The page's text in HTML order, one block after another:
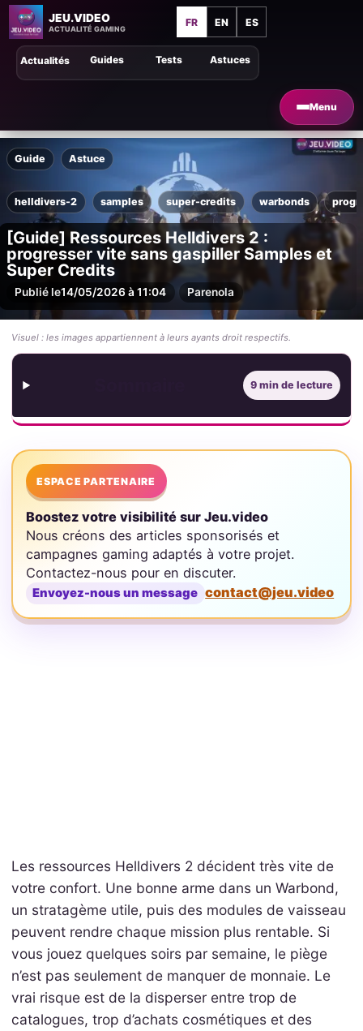
JEU.VIDEO
ACTUALITÉ GAMING
FR EN ES
Menu
Astuces
Guides Tests
Actualités
Guide Astuce
helldivers-2 samples super-credits warbonds
[Guide] Ressources Helldivers 2 :
progresser vite sans gaspiller Samples et
Super Credits
Publié le14/05/2026 à 11:04 Parenola
Visuel : les images appartiennent à leurs ayants droit respectifs.
9 min de lecture
ESPACE PARTENAIRE
Boostez votre visibilité sur Jeu.video
Nous créons des articles sponsorisés et
campagnes gaming adaptés à votre projet.
Contactez-nous pour en discuter.
Envoyez-nous un message contact@jeu.video
Les ressources Helldivers 2 décident très vite de
votre confort. Une bonne arme dans un Warbond,
un stratagème utile, puis des modules de vaisseau
peuvent rendre chaque mission plus rentable. Si
vous jouez quelques soirs par semaine, le piège
n’est pas seulement de manquer de monnaie. Le
vrai risque est de la disperser entre trop de
catalogues, trop d’achats cosmétiques et des